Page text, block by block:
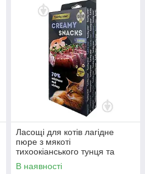
Ласощі для котів лагідне
пюре з мякоті
тихоокіанського тунця та
креветок стіках 10 г 6шт/уп
В наявності